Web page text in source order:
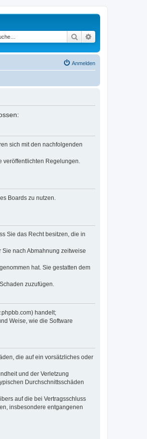
Suche
Anmelden
sich mit den nachfolgenden
veröffentlichten Regelungen.
Boards zu nutzen.
Sie das Recht besitzen, die in
nach Abmahnung zeitweise
hat. Sie gestatten dem
zuzufügen.
handelt;
Weise, wie die Software
die auf ein vorsätzliches oder
und der Verletzung
Durchschnittsschäden
auf die bei Vertragsschluss
insbesondere entgangenen